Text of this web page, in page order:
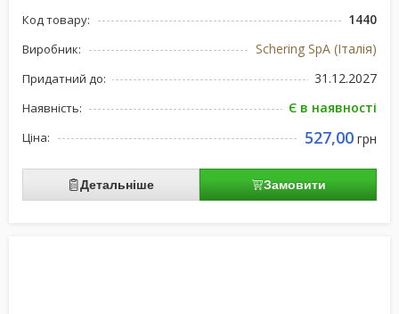
Код товару: 1440
Виробник: Schering SpA (Італія)
Придатний до: 31.12.2027
Наявність: Є в наявності
Ціна: 527,00 грн
Детальніше Замовити